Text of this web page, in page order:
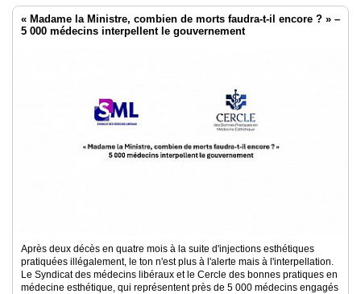
Agenda
Gazette
Accès
éditeur
« Madame la Ministre, combien de morts faudra-t-il encore ? » –
5 000 médecins interpellent le gouvernement
Après deux décès en quatre mois à la suite d'injections esthétiques
pratiquées illégalement, le ton n'est plus à l'alerte mais à l'interpellation.
Le Syndicat des médecins libéraux et le Cercle des bonnes pratiques en
médecine esthétique, qui représentent près de 5 000 médecins engagés